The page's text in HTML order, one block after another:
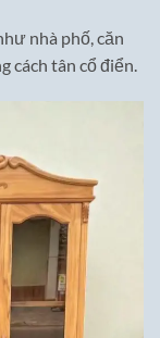
nhà phố, căn
cách tân cổ điển.